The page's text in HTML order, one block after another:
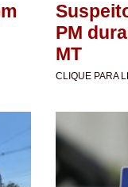
PM
MT
CLIQUE PARA